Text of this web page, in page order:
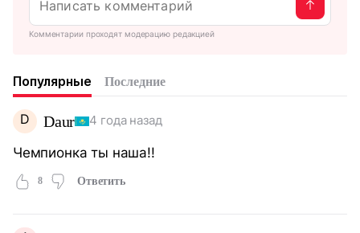
Комментарии проходят модерацию редакцией
Популярные Последние
D Daur 4 года назад
Чемпионка ты наша!!
8 Ответить